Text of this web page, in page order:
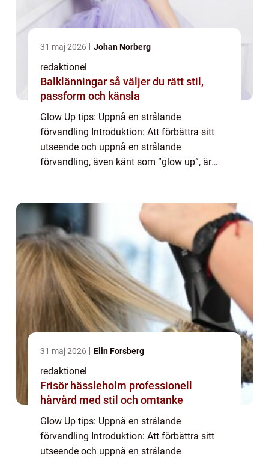
31 maj 2026 Johan Norberg
redaktionel
Balklänningar så väljer du rätt stil,
passform och känsla
Glow Up tips: Uppnå en strålande
förvandling Introduktion: Att förbättra sitt
utseende och uppnå en strålande
förvandling, även känt som ”glow up”, är
framhä...
31 maj 2026 Elin Forsberg
redaktionel
Frisör hässleholm professionell
hårvård med stil och omtanke
Glow Up tips: Uppnå en strålande
förvandling Introduktion: Att förbättra sitt
utseende och uppnå en strålande